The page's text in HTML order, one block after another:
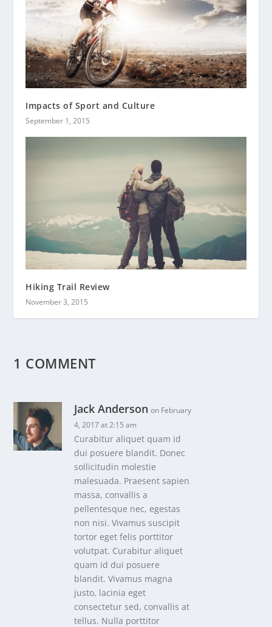
Impacts of Sport and Culture
September 1, 2015
Hiking Trail Review
November 3, 2015
1 COMMENT
Jack Anderson on February
4, 2017 at 2:15 am
Curabitur aliquet quam id
dui posuere blandit. Donec
sollicitudin molestie
malesuada. Praesent sapien
massa, convallis a
pellentesque nec, egestas
non nisi. Vivamus suscipit
tortor eget felis porttitor
volutpat. Curabitur aliquet
quam id dui posuere
blandit. Vivamus magna
justo, lacinia eget
consectetur sed, convallis at
tellus. Nulla porttitor